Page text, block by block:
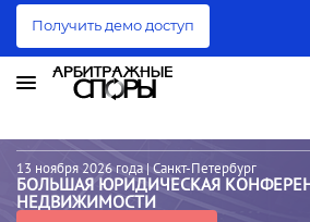
Получить демо доступ
13 ноября 2026 года | Санкт-Петербург
БОЛЬШАЯ ЮРИДИЧЕСКАЯ
НЕДВИЖИМОСТИ